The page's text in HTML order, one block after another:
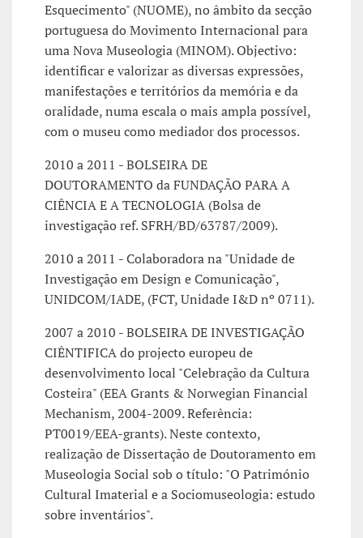
Esquecimento" (NUOME), no âmbito da secção
portuguesa do Movimento Internacional para
uma Nova Museologia (MINOM). Objectivo:
identificar e valorizar as diversas expressões,
manifestações e territórios da memória e da
oralidade, numa escala o mais ampla possível,
com o museu como mediador dos processos.
2010 a 2011 - BOLSEIRA DE
DOUTORAMENTO da FUNDAÇÃO PARA A
CIÊNCIA E A TECNOLOGIA (Bolsa de
investigação ref. SFRH/BD/63787/2009).
2010 a 2011 - Colaboradora na "Unidade de
Investigação em Design e Comunicação",
UNIDCOM/IADE, (FCT, Unidade I&D nº 0711).
2007 a 2010 - BOLSEIRA DE INVESTIGAÇÃO
CIÊNTIFICA do projecto europeu de
desenvolvimento local "Celebração da Cultura
Costeira" (EEA Grants & Norwegian Financial
Mechanism, 2004-2009. Referência:
PT0019/EEA-grants). Neste contexto,
realização de Dissertação de Doutoramento em
Museologia Social sob o título: "O Património
Cultural Imaterial e a Sociomuseologia: estudo
sobre inventários".